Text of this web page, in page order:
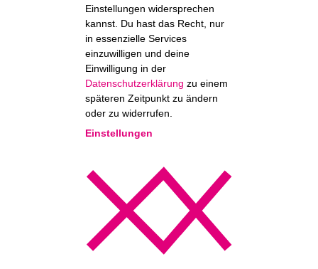
Einstellungen widersprechen
kannst. Du hast das Recht, nur
in essenzielle Services
einzuwilligen und deine
Einwilligung in der
Datenschutzerklärung zu einem
späteren Zeitpunkt zu ändern
oder zu widerrufen.
Einstellungen